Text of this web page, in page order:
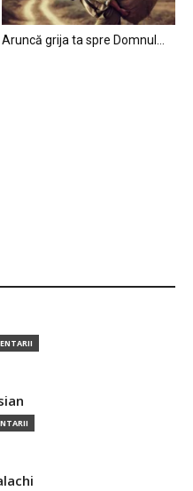
Aruncă grija ta spre Domnul…